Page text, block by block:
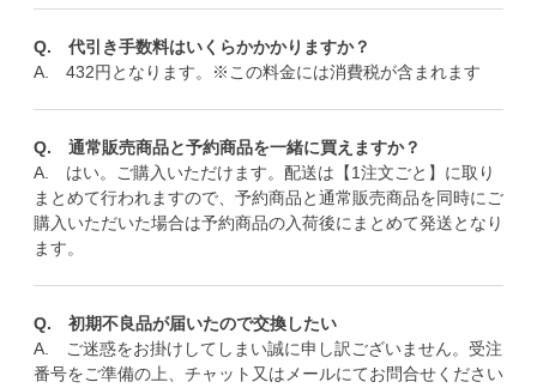
Q. 代引き手数料はいくらかかかりますか？
A. 432円となります。※この料金には消費税が含まれます
Q. 通常販売商品と予約商品を一緒に買えますか？
A. はい。ご購入いただけます。配送は【1注文ごと】に取り
まとめて行われますので、予約商品と通常販売商品を同時にご
購入いただいた場合は予約商品の入荷後にまとめて発送となり
ます。
Q. 初期不良品が届いたので交換したい
A. ご迷惑をお掛けしてしまい誠に申し訳ございません。受注
番号をご準備の上、チャット又はメールにてお問合せください